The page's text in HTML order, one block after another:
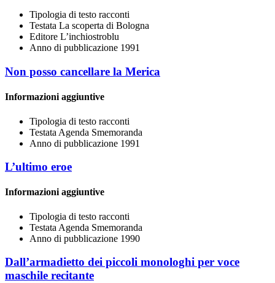
Tipologia di testo racconti
Testata La scoperta di Bologna
Editore L’inchiostroblu
Anno di pubblicazione 1991
Non posso cancellare la Merica
Informazioni aggiuntive
Tipologia di testo racconti
Testata Agenda Smemoranda
Anno di pubblicazione 1991
L’ultimo eroe
Informazioni aggiuntive
Tipologia di testo racconti
Testata Agenda Smemoranda
Anno di pubblicazione 1990
Dall’armadietto dei piccoli monologhi per voce
maschile recitante